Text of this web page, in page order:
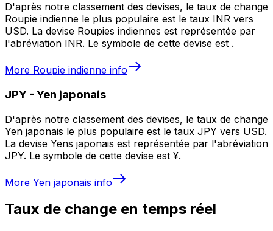
D'après notre classement des devises, le taux de change
Roupie indienne le plus populaire est le taux INR vers
USD. La devise Roupies indiennes est représentée par
l'abréviation INR. Le symbole de cette devise est ₹.
More Roupie indienne info
JPY - Yen japonais
D'après notre classement des devises, le taux de change
Yen japonais le plus populaire est le taux JPY vers USD.
La devise Yens japonais est représentée par l'abréviation
JPY. Le symbole de cette devise est ¥.
More Yen japonais info
Taux de change en temps réel